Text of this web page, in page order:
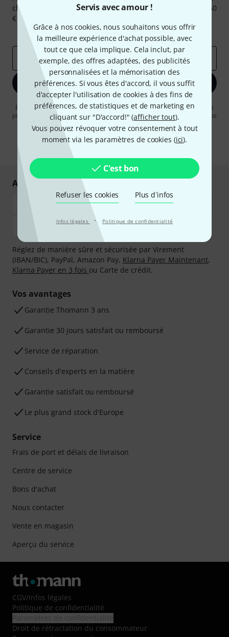
Servis avec amour !
Grâce à nos cookies, nous souhaitons vous offrir
la meilleure expérience d'achat possible, avec
tout ce que cela implique. Cela inclut, par
exemple, des offres adaptées, des publicités
personnalisées et la mémorisation des
préférences. Si vous êtes d'accord, il vous suffit
d'accepter l'utilisation de cookies à des fins de
préférences, de statistiques et de marketing en
cliquant sur "D'accord!" (afficher tout).
Vous pouvez révoquer votre consentement à tout
moment via les paramètres de cookies (ici).
C'est bon
Refuser les cookies Plus d´infos
Infos légales · Politique de confidentialité
chance, gagnez l'un des 50 bons d'achat d'une valeur de 50
€ chacun!
Articles inspirants
Deals Aperçus Thomann
Adresse e-mail *
S'inscrire maintenant
En cliquant sur "S'inscrire maintenant", vous acceptez de recevoir des
publicités par e-mail. La désinscription est possible à tout moment. Vous
pouvez trouver plus d'informations à ce sujet dans notre Politique de
confidentialité.
Achetez et payez en toute sécurité
Réglez de manière sûre et sécurisée par Virement
(IBAN/BIC), PayPal, Amazon Pay, Klarna Payer Maintenant,
Klarna Payer en 3 fois ou Carte de crédit.
Vos avantages
Ga­ran­tie Thomann 3 ans
Garantie 30 jours satisfait ou remboursé
Service de réparation
Conseils d'experts en la matière
Garantie satisfait ou remboursé
Le plus grand stock d'Europe
Service
Frais de port et délais de livraison
Centre de service
Bons d'achat
Nous contacter
Vente en magasin
Aperçu du service
CGV/Infos légales
Politique de confidentialité
Droit de rétractation du consommateur